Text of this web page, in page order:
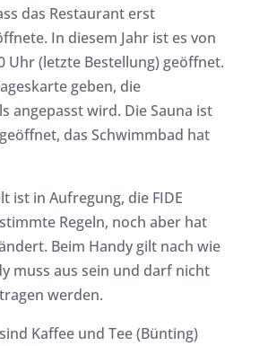
das Restaurant erst
In diesem Jahr ist es von
Uhr (letzte Bestellung) geöffnet.
geben, die
angepasst wird. Die Sauna ist
das Schwimmbad hat
ist in Aufregung, die FIDE
Regeln, noch aber hat
Beim Handy gilt nach wie
muss aus sein und darf nicht
werden.
Kaffee und Tee (Bünting)